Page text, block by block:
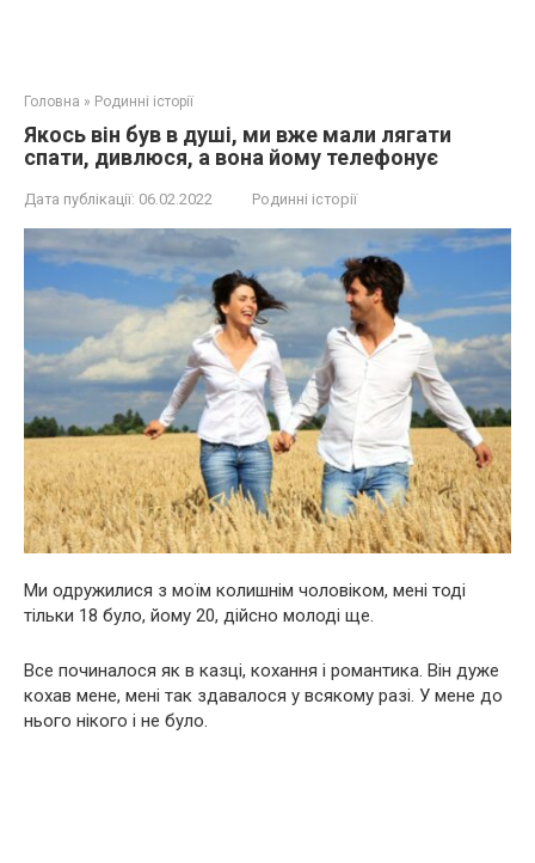
Головна » Родинні історії
Якось він був в душі, ми вже мали лягати
спати, дивлюся, а вона йому телефонує
Дата публікації: 06.02.2022 Родинні історії
Ми одружилися з моїм колишнім чоловіком, мені тоді
тільки 18 було, йому 20, дійсно молоді ще.
Все починалося як в казці, кохання і романтика. Він дуже
кохав мене, мені так здавалося у всякому разі. У мене до
нього нікого і не було.